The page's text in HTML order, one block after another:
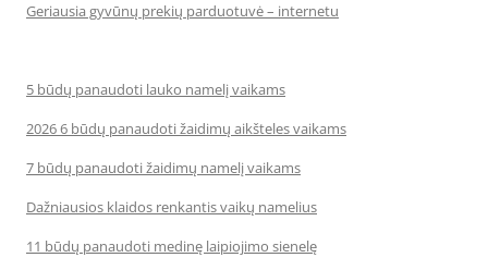
Geriausia gyvūnų prekių parduotuvė – internetu
5 būdų panaudoti lauko namelį vaikams
2026 6 būdų panaudoti žaidimų aikšteles vaikams
7 būdų panaudoti žaidimų namelį vaikams
Dažniausios klaidos renkantis vaikų namelius
11 būdų panaudoti medinę laipiojimo sienelę